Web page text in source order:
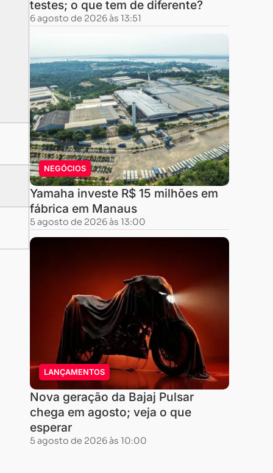
testes; o que tem de diferente?
6 agosto de 2026 às 13:51
NEGÓCIOS
Yamaha investe R$ 15 milhões em
fábrica em Manaus
5 agosto de 2026 às 13:00
LANÇAMENTOS
Nova geração da Bajaj Pulsar
chega em agosto; veja o que
esperar
5 agosto de 2026 às 10:00